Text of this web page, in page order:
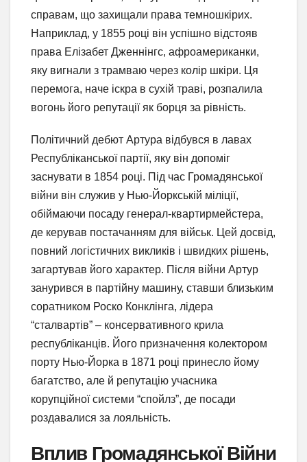
справам, що захищали права темношкірих.
Наприклад, у 1855 році він успішно відстояв
права Елізабет Дженнінгс, афроамериканки,
яку вигнали з трамваю через колір шкіри. Ця
перемога, наче іскра в сухій траві, розпалила
вогонь його репутації як борця за рівність.
Політичний дебют Артура відбувся в лавах
Республіканської партії, яку він допоміг
заснувати в 1854 році. Під час Громадянської
війни він служив у Нью-Йоркській міліції,
обіймаючи посаду генерал-квартирмейстера,
де керував постачанням для військ. Цей досвід,
повний логістичних викликів і швидких рішень,
загартував його характер. Після війни Артур
занурився в партійну машину, ставши близьким
соратником Роско Конклінга, лідера
“сталвартів” – консервативного крила
республіканців. Його призначення колектором
порту Нью-Йорка в 1871 році принесло йому
багатство, але й репутацію учасника
корупційної системи “спойлз”, де посади
роздавалися за лояльність.
Вплив Громадянської Війни